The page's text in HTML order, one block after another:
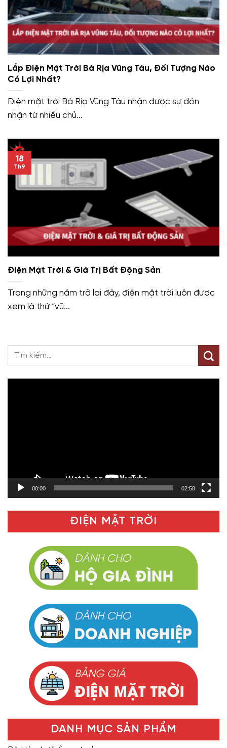
Lắp Điện Mặt Trời Bà Rịa Vũng Tàu, Đối Tượng Nào
Có Lợi Nhất?
Điện mặt trời Bà Rịa Vũng Tàu nhận được sự đón
nhận từ nhiều chủ...
Điện Mặt Trời & Giá Trị Bất Động Sản
Trong những năm trở lại đây, điện mặt trời luôn được
xem là thứ “vũ...
18
Th9
00:00 02:58
ĐIỆN MẶT TRỜI
DANH MỤC SẢN PHẨM